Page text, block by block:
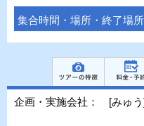
集合時間・場所・終了場所
企画・実施会社： [みゅ